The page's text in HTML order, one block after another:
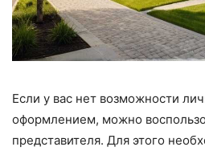
Если у вас нет возможности
оформлением, можно
представителя. Для этого